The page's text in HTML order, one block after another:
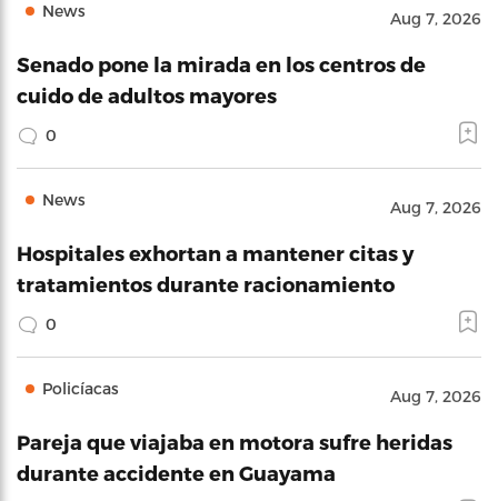
News Aug 7, 2026
Senado pone la mirada en los centros de
cuido de adultos mayores
0
News Aug 7, 2026
Hospitales exhortan a mantener citas y
tratamientos durante racionamiento
0
Policíacas Aug 7, 2026
Pareja que viajaba en motora sufre heridas
durante accidente en Guayama